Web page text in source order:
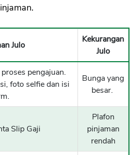
Julo
Kekurangan
Julo
pengajuan.
foto selfie dan isi
Bunga yang
besar.
Slip Gaji
Plafon
pinjaman
rendah